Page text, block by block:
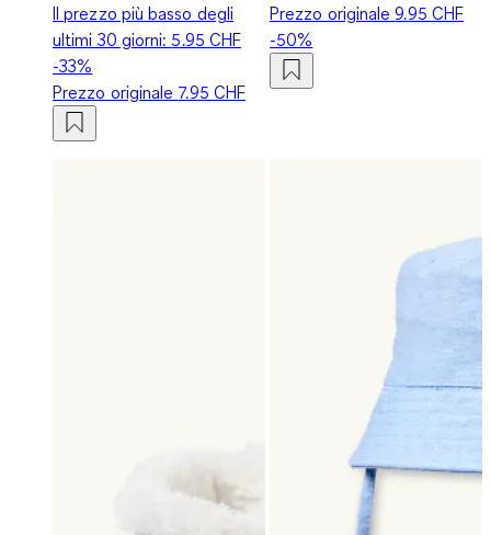
Il prezzo più basso degli
ultimi 30 giorni: 5.95 CHF
-33%
Prezzo originale 7.95 CHF
Prezzo originale9.95 CHF
-50%